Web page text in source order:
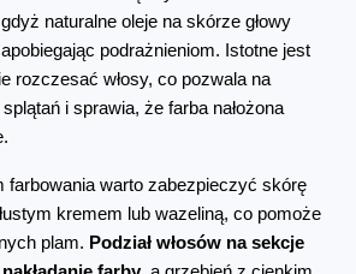
naturalne oleje na skórze głowy
podrażnieniom. Istotne jest
rozczesać włosy, co pozwala na
i sprawia, że farba nałożona
farbowania warto zabezpieczyć skórę
kremem lub wazeliną, co pomoże
plam. Podział włosów na sekcje